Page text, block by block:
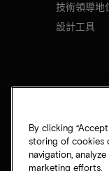
技術領導地
設計工具
By clicking
storing of cookies
navigation,
marketing efforts.